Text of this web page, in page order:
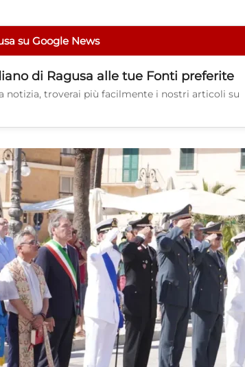
su Google News
di Ragusa alle tue Fonti preferite
notizia, troverai più facilmente i nostri articoli su